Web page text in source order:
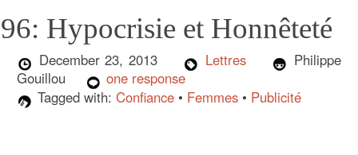
96: Hypocrisie et Honnêteté
December 23, 2013 Lettres
Philippe
Gouillou
one response
Tagged with:Confiance • Femmes • Publicité